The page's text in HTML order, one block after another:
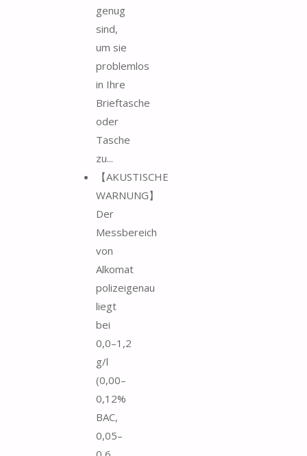
genug
sind,
um sie
problemlos
in Ihre
Brieftasche
oder
Tasche
zu...
【AKUSTISCHE
WARNUNG】
Der
Messbereich
von
Alkomat
polizeigenau
liegt
bei
0,0–1,2
g/l
(0,00–
0,12%
BAC,
0,05–